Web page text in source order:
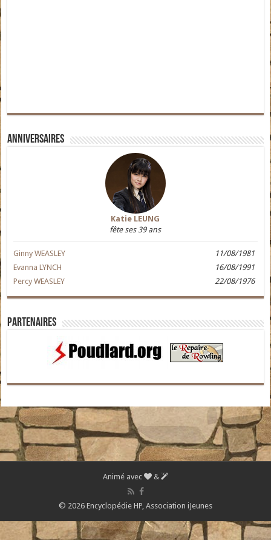
Anniversaires
Katie LEUNG
fête ses 39 ans
Ginny WEASLEY
11/08/1981
Evanna LYNCH
16/08/1991
Percy WEASLEY
22/08/1976
Partenaires
Animé avec &
© 2026 Encyclopédie HP, Association iJeunes